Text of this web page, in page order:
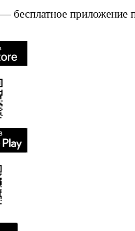
бесплатное приложение